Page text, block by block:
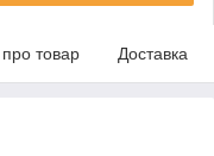
про товар Доставка